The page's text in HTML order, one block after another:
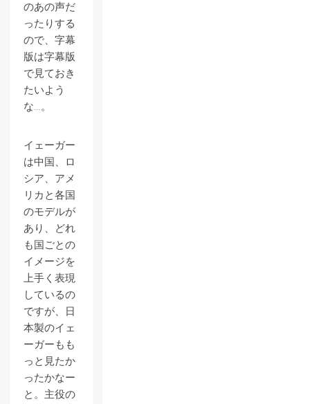
のあの声だ
ったりする
ので、字幕
版は字幕版
で見ておき
たいよう
な…。
イェーガー
は中国、ロ
シア、アメ
リカと各国
のモデルが
あり、どれ
も国ごとの
イメージを
上手く表現
しているの
ですが、日
本製のイェ
ーガーもも
っと見たか
ったかなー
と。主役の